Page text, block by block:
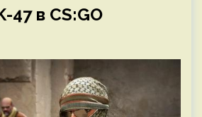
47 в CS:GO